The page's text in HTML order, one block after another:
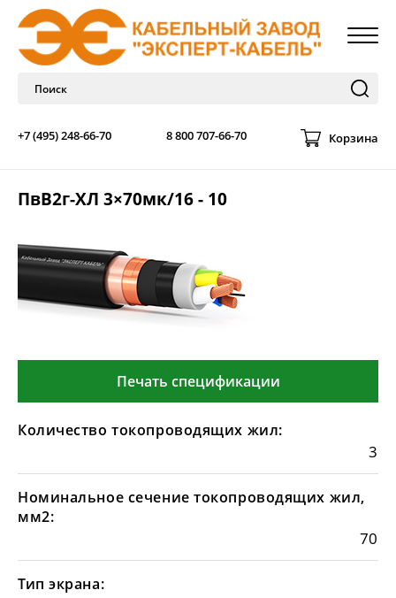
+7 (495) 248-66-70 8 800 707-66-70 Корзина
ПвВ2г-ХЛ 3×70мк/16 - 10
Печать спецификации
Количество токопроводящих жил:
3
Номинальное сечение токопроводящих жил,
мм2:
70
Тип экрана: